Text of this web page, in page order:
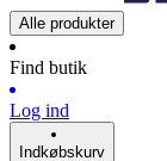
Alle produkter
Find butik
Log ind
Indkøbskurv